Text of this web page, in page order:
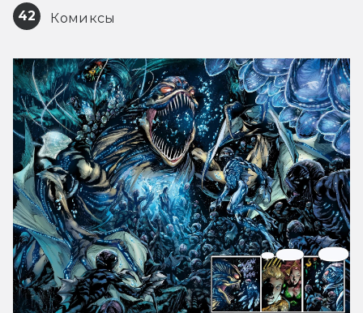
42 Комиксы